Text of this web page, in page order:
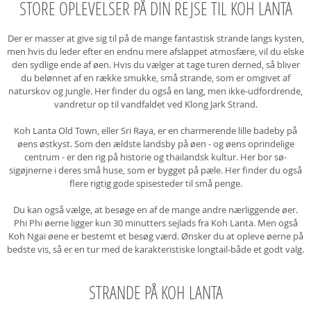
STORE OPLEVELSER PÅ DIN REJSE TIL KOH LANTA
Der er masser at give sig til på de mange fantastisk strande langs kysten,
men hvis du leder efter en endnu mere afslappet atmosfære, vil du elske
den sydlige ende af øen. Hvis du vælger at tage turen derned, så bliver
du belønnet af en række smukke, små strande, som er omgivet af
naturskov og jungle. Her finder du også en lang, men ikke-udfordrende,
vandretur op til vandfaldet ved Klong Jark Strand.
Koh Lanta Old Town, eller Sri Raya, er en charmerende lille badeby på
øens østkyst. Som den ældste landsby på øen - og øens oprindelige
centrum - er den rig på historie og thailandsk kultur. Her bor sø-
sigøjnerne i deres små huse, som er bygget på pæle. Her finder du også
flere rigtig gode spisesteder til små penge.
Du kan også vælge, at besøge en af de mange andre nærliggende øer.
Phi Phi øerne ligger kun 30 minutters sejlads fra Koh Lanta. Men også
Koh Ngai øene er bestemt et besøg værd. Ønsker du at opleve øerne på
bedste vis, så er en tur med de karakteristiske longtail-både et godt valg.
STRANDE PÅ KOH LANTA